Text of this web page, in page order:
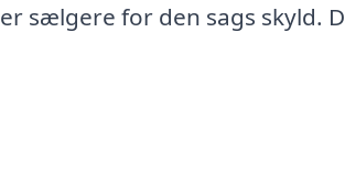
sælgere for den sags skyld.